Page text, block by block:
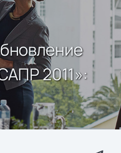
2011»: